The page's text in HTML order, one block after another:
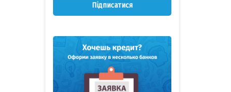
Підписатися